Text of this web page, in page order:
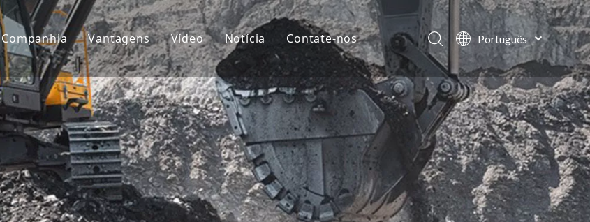
Escavadeira
de dentes de caçamba
da escavadeira
Companhia
Sobre nós
Cultura
Perguntas frequentes
Vantagens
P&D
Produção
Serviço
Vídeo Notícia
Notícias da empresa
Projetos
Contate-nos
Português
English
العربية
Français
Pусский
Español